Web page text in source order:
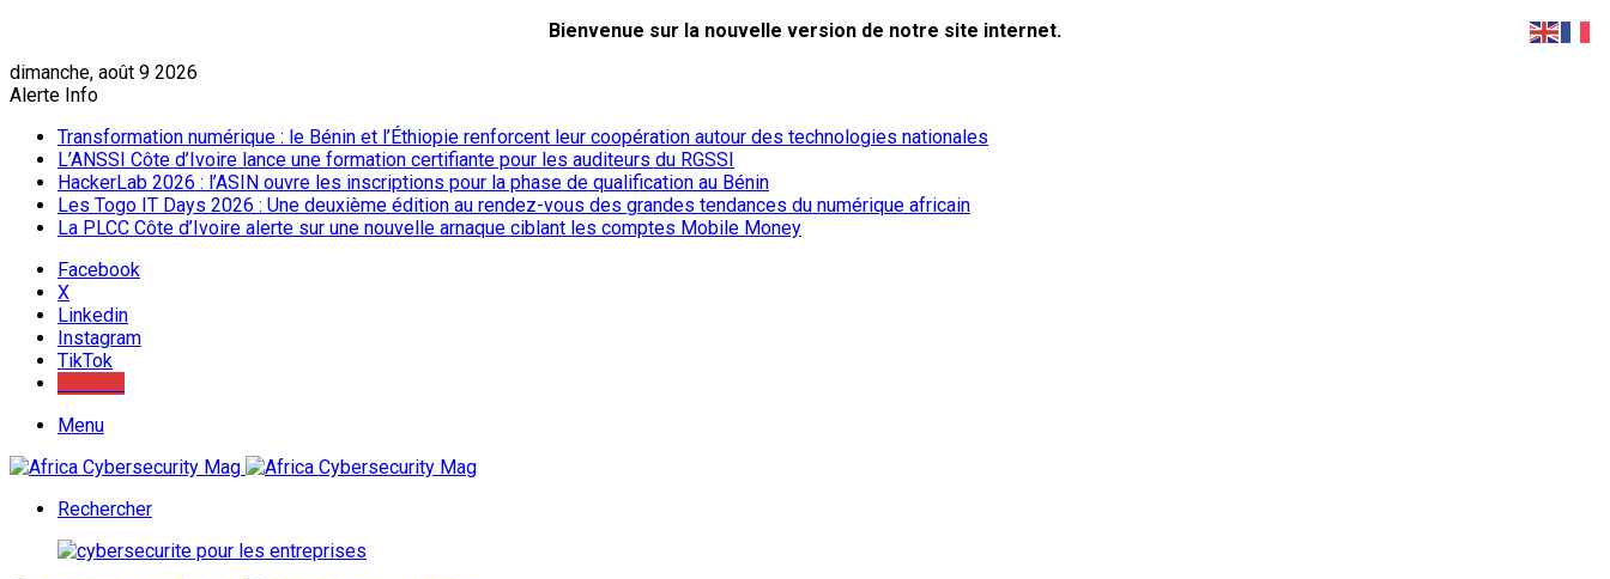
Bienvenue sur la nouvelle version de notre site internet.
dimanche, août 9 2026
Alerte Info
Transformation numérique : le Bénin et l’Éthiopie renforcent leur coopération autour des technologies nationales
L’ANSSI Côte d’Ivoire lance une formation certifiante pour les auditeurs du RGSSI
HackerLab 2026 : l’ASIN ouvre les inscriptions pour la phase de qualification au Bénin
Les Togo IT Days 2026 : Une deuxième édition au rendez-vous des grandes tendances du numérique africain
La PLCC Côte d’Ivoire alerte sur une nouvelle arnaque ciblant les comptes Mobile Money
Facebook
X
Linkedin
Instagram
TikTok
Menu
Rechercher